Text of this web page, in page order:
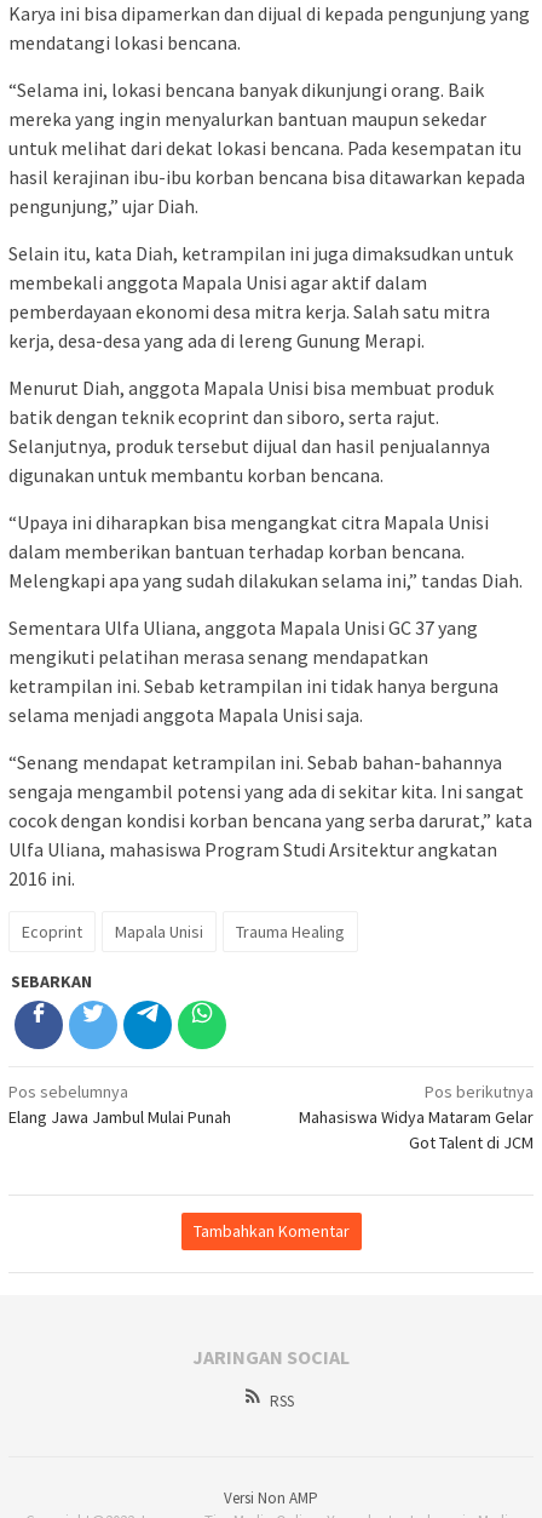
Karya ini bisa dipamerkan dan dijual di kepada pengunjung yang
mendatangi lokasi bencana.
“Selama ini, lokasi bencana banyak dikunjungi orang. Baik
mereka yang ingin menyalurkan bantuan maupun sekedar
untuk melihat dari dekat lokasi bencana. Pada kesempatan itu
hasil kerajinan ibu-ibu korban bencana bisa ditawarkan kepada
pengunjung,” ujar Diah.
Selain itu, kata Diah, ketrampilan ini juga dimaksudkan untuk
membekali anggota Mapala Unisi agar aktif dalam
pemberdayaan ekonomi desa mitra kerja. Salah satu mitra
kerja, desa-desa yang ada di lereng Gunung Merapi.
Menurut Diah, anggota Mapala Unisi bisa membuat produk
batik dengan teknik ecoprint dan siboro, serta rajut.
Selanjutnya, produk tersebut dijual dan hasil penjualannya
digunakan untuk membantu korban bencana.
“Upaya ini diharapkan bisa mengangkat citra Mapala Unisi
dalam memberikan bantuan terhadap korban bencana.
Melengkapi apa yang sudah dilakukan selama ini,” tandas Diah.
Sementara Ulfa Uliana, anggota Mapala Unisi GC 37 yang
mengikuti pelatihan merasa senang mendapatkan
ketrampilan ini. Sebab ketrampilan ini tidak hanya berguna
selama menjadi anggota Mapala Unisi saja.
“Senang mendapat ketrampilan ini. Sebab bahan-bahannya
sengaja mengambil potensi yang ada di sekitar kita. Ini sangat
cocok dengan kondisi korban bencana yang serba darurat,” kata
Ulfa Uliana, mahasiswa Program Studi Arsitektur angkatan
2016 ini.
Ecoprint Mapala Unisi Trauma Healing
SEBARKAN
Navigasi
pos
Pos sebelumnya
Elang Jawa Jambul Mulai Punah
Pos berikutnya
Mahasiswa Widya Mataram Gelar
Got Talent di JCM
Tambahkan Komentar
JARINGAN SOCIAL
RSS
Versi Non AMP